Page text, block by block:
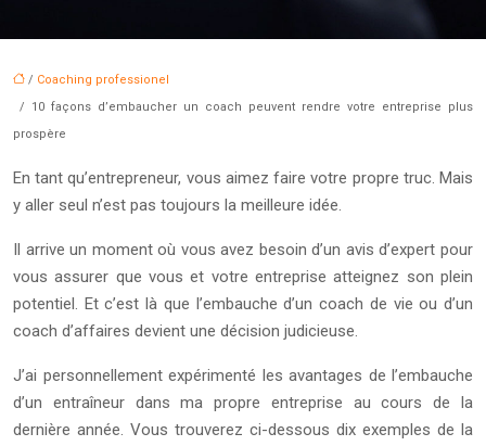
/ Coaching professionel
/ 10 façons d’embaucher un coach peuvent rendre votre entreprise plus
prospère
En tant qu’entrepreneur, vous aimez faire votre propre truc. Mais
y aller seul n’est pas toujours la meilleure idée.
Il arrive un moment où vous avez besoin d’un avis d’expert pour
vous assurer que vous et votre entreprise atteignez son plein
potentiel. Et c’est là que l’embauche d’un coach de vie ou d’un
coach d’affaires devient une décision judicieuse.
J’ai personnellement expérimenté les avantages de l’embauche
d’un entraîneur dans ma propre entreprise au cours de la
dernière année. Vous trouverez ci-dessous dix exemples de la